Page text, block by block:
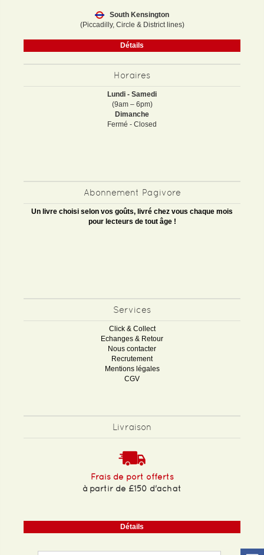
South Kensington
(Piccadilly, Circle & District lines)
Détails
Horaires
Lundi - Samedi
(9am – 6pm)
Dimanche
Fermé - Closed
Abonnement Pagivore
Un livre choisi selon vos goûts, livré chez vous chaque mois
pour lecteurs de tout âge !
Services
Click & Collect
Echanges & Retour
Nous contacter
Recrutement
Mentions légales
CGV
Livraison
Frais de port offerts
à partir de £150 d'achat
Détails